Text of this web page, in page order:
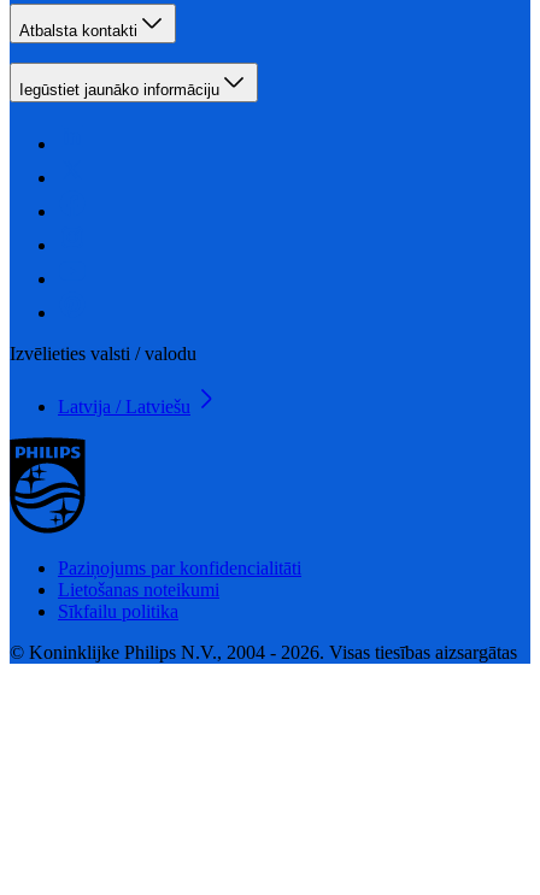
Atbalsta kontakti
Iegūstiet jaunāko informāciju
Izvēlieties valsti / valodu
Latvija / Latviešu
Paziņojums par konfidencialitāti
Lietošanas noteikumi
Sīkfailu politika
© Koninklijke Philips N.V., 2004 - 2026. Visas tiesības aizsargātas